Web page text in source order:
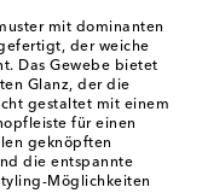
mit dominanten
der weiche
Das Gewebe bietet
Glanz, der die
gestaltet mit einem
für einen
geknöpften
die entspannte
Möglichkeiten